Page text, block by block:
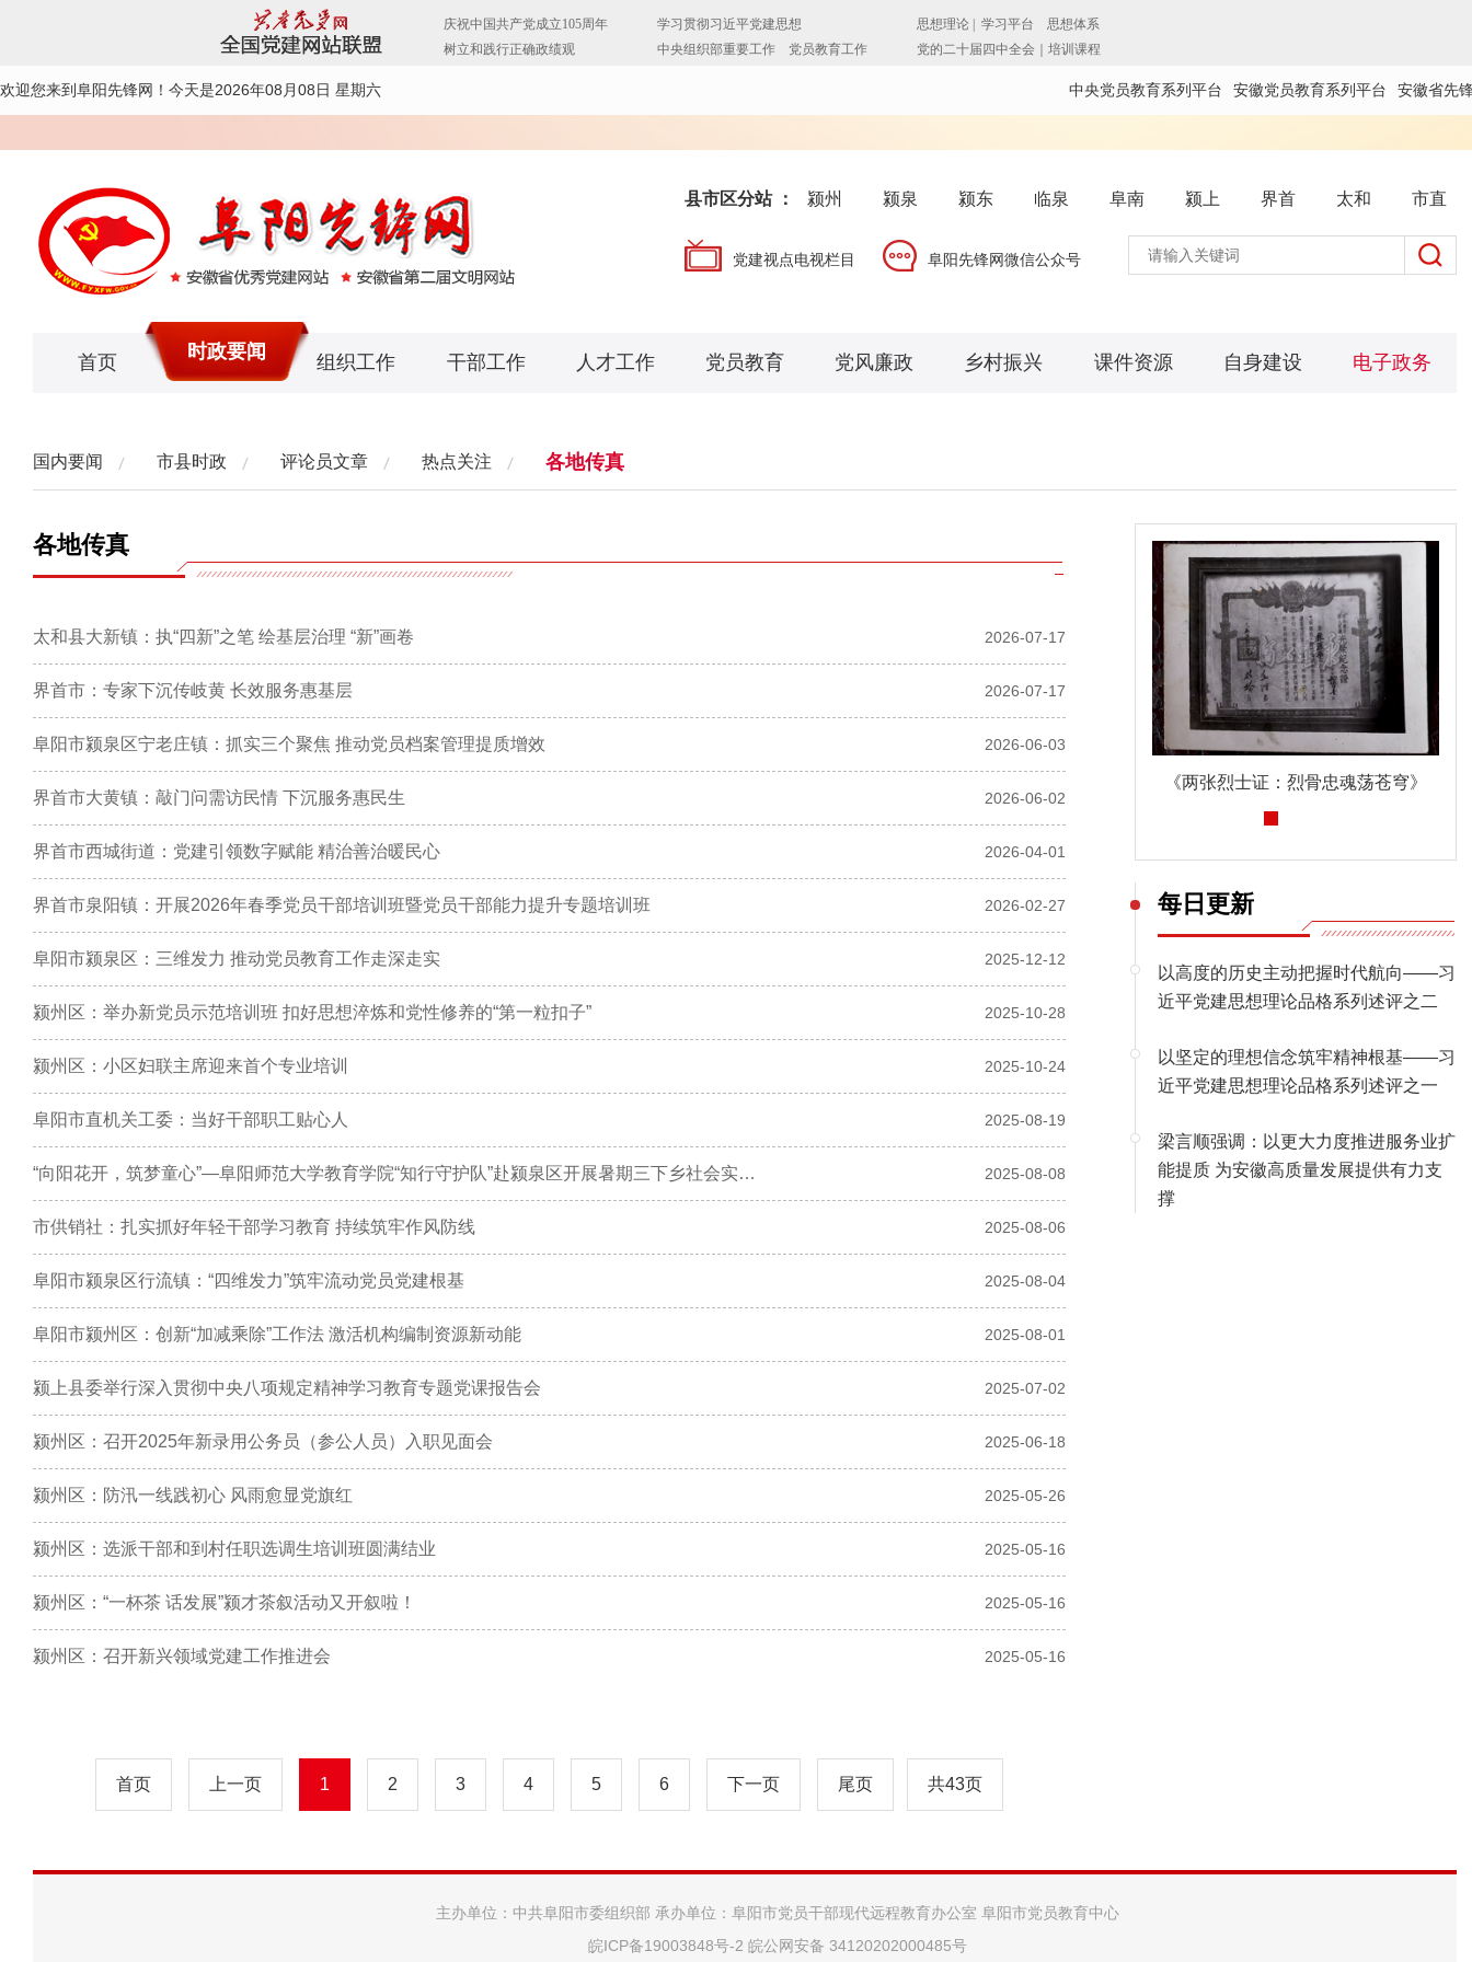
欢迎您来到阜阳先锋网！ 今天是2026年08月08日 星期六 中央党员教育系列平台 安徽党员教育系列平台 安徽省先
县市区分站 ： 颍州 颍泉 颍东 临泉 阜南 颍上 界首 太和 市直
党建视点电视栏目 阜阳先锋网微信公众号
首页 时政要闻 组织工作 干部工作 人才工作 党员教育 党风廉政 乡村振兴 课件资源 自身建设 电子政务
国内要闻 市县时政 评论员文章 热点关注 各地传真
各地传真
太和县大新镇：执“四新”之笔 绘基层治理 “新”画卷 2026-07-17
界首市：专家下沉传岐黄 长效服务惠基层 2026-07-17
阜阳市颍泉区宁老庄镇：抓实三个聚焦 推动党员档案管理提质增效 2026-06-03
界首市大黄镇：敲门问需访民情 下沉服务惠民生 2026-06-02
界首市西城街道：党建引领数字赋能 精治善治暖民心 2026-04-01
界首市泉阳镇：开展2026年春季党员干部培训班暨党员干部能力提升专题培训班 2026-02-27
阜阳市颍泉区：三维发力 推动党员教育工作走深走实 2025-12-12
颍州区：举办新党员示范培训班 扣好思想淬炼和党性修养的“第一粒扣子” 2025-10-28
颍州区：小区妇联主席迎来首个专业培训 2025-10-24
阜阳市直机关工委：当好干部职工贴心人 2025-08-19
​“向阳花开，筑梦童心”—阜阳师范大学教育学院“知行守护队”赴颍泉区开展暑期三下乡社会实践活动 2025-08-08
市供销社：扎实抓好年轻干部学习教育 持续筑牢作风防线 2025-08-06
阜阳市颍泉区行流镇：“四维发力”筑牢流动党员党建根基 2025-08-04
阜阳市颍州区：创新“加减乘除”工作法 激活机构编制资源新动能 2025-08-01
颍上县委举行深入贯彻中央八项规定精神学习教育专题党课报告会 2025-07-02
颍州区：召开2025年新录用公务员（参公人员）入职见面会 2025-06-18
颍州区：防汛一线践初心 风雨愈显党旗红 2025-05-26
颍州区：选派干部和到村任职选调生培训班圆满结业 2025-05-16
颍州区：“一杯茶 话发展”颍才茶叙活动又开叙啦！ 2025-05-16
颍州区：召开新兴领域党建工作推进会 2025-05-16
首页 上一页 1 2 3 4 5 6 下一页 尾页 共43页
《两张烈士证：烈骨忠魂荡苍穹》
每日更新
以高度的历史主动把握时代航向——习
近平党建思想理论品格系列述评之二
以坚定的理想信念筑牢精神根基——习
近平党建思想理论品格系列述评之一
梁言顺强调：以更大力度推进服务业扩
能提质 为安徽高质量发展提供有力支
撑
主办单位：中共阜阳市委组织部 承办单位：阜阳市党员干部现代远程教育办公室 阜阳市党员教育中心
皖ICP备19003848号-2 皖公网安备 34120202000485号